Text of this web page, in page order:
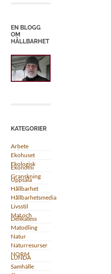
EN BLOGG
OM
HÅLLBARHET
KATEGORIER
Arbete
Ekohuset
Ekologisk
Ekonomi
Granskning
Uppsala
Hållbarhet
Hållbarhetsmedia
Livsstil
Mat och
Delikatess
Matodling
Natur
Naturresurser
NORM
LUNDA
Samhälle